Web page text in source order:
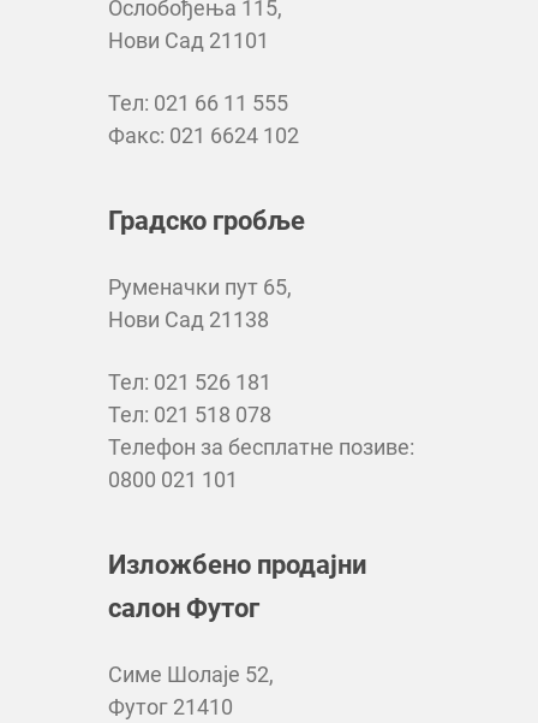
Ослобођења 115,
Нови Сад 21101
Тел: 021 66 11 555
Факс: 021 6624 102
Градско гробље
Руменачки пут 65,
Нови Сад 21138
Тел: 021 526 181
Тел: 021 518 078
Телефон за бесплатне позиве:
0800 021 101
Изложбено продајни
салон Футог
Симе Шолаје 52,
Футог 21410